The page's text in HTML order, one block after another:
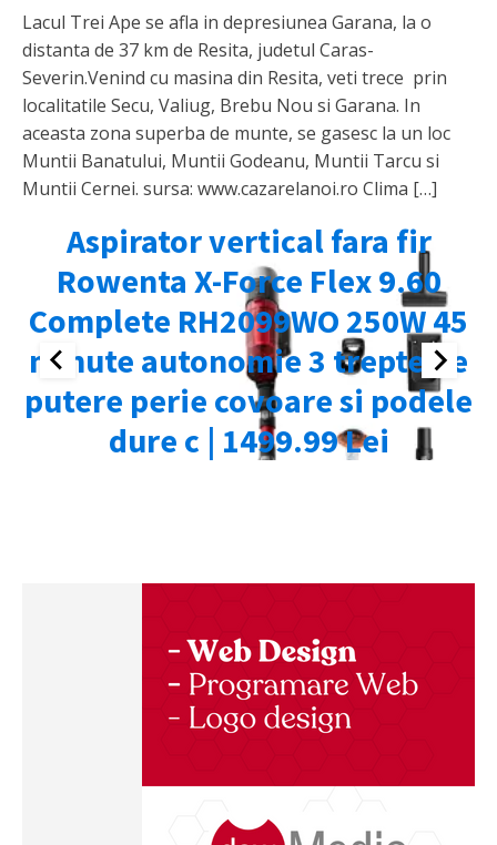
Lacul Trei Ape se afla in depresiunea Garana, la o
distanta de 37 km de Resita, judetul Caras-
Severin.Venind cu masina din Resita, veti trece prin
localitatile Secu, Valiug, Brebu Nou si Garana. In
aceasta zona superba de munte, se gasesc la un loc
Muntii Banatului, Muntii Godeanu, Muntii Tarcu si
Muntii Cernei. sursa: www.cazarelanoi.ro Clima […]